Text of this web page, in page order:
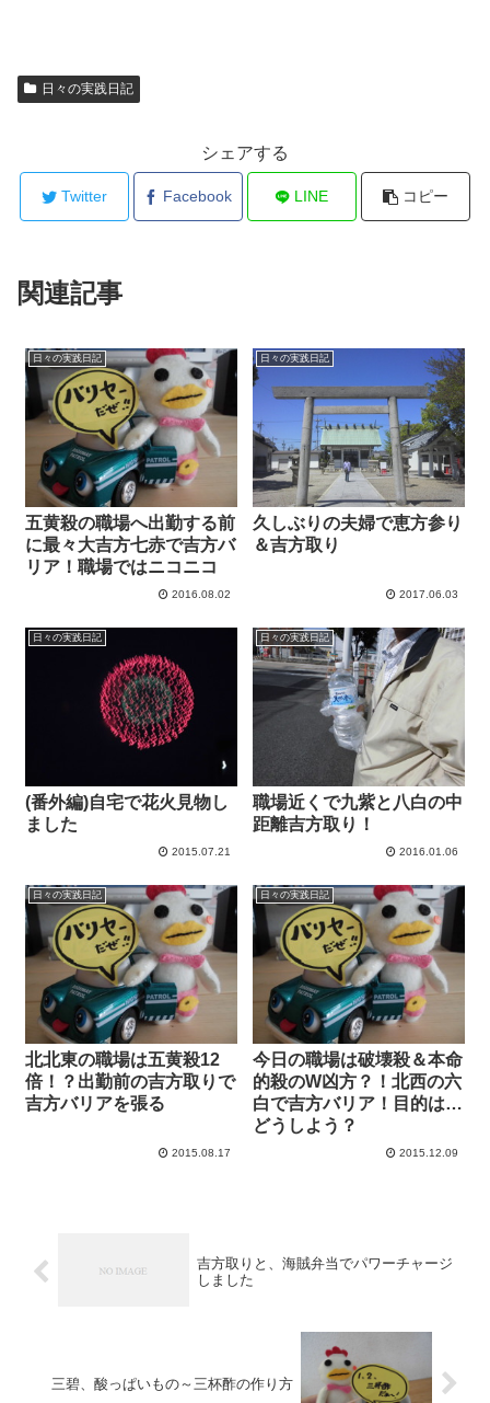
日々の実践日記
シェアする
Twitter Facebook LINE コピー
関連記事
日々の実践日記
五黄殺の職場へ出勤する前
に最々大吉方七赤で吉方バ
リア！職場ではニコニコ
2016.08.02
日々の実践日記
久しぶりの夫婦で恵方参り
＆吉方取り
2017.06.03
日々の実践日記
(番外編)自宅で花火見物し
ました
2015.07.21
日々の実践日記
職場近くで九紫と八白の中
距離吉方取り！
2016.01.06
日々の実践日記
北北東の職場は五黄殺12
倍！？出勤前の吉方取りで
吉方バリアを張る
2015.08.17
日々の実践日記
今日の職場は破壊殺＆本命
的殺のW凶方？！北西の六
白で吉方バリア！目的は…
どうしよう？
2015.12.09
吉方取りと、海賊弁当でパワーチャージ
しました
三碧、酸っぱいもの～三杯酢の作り方